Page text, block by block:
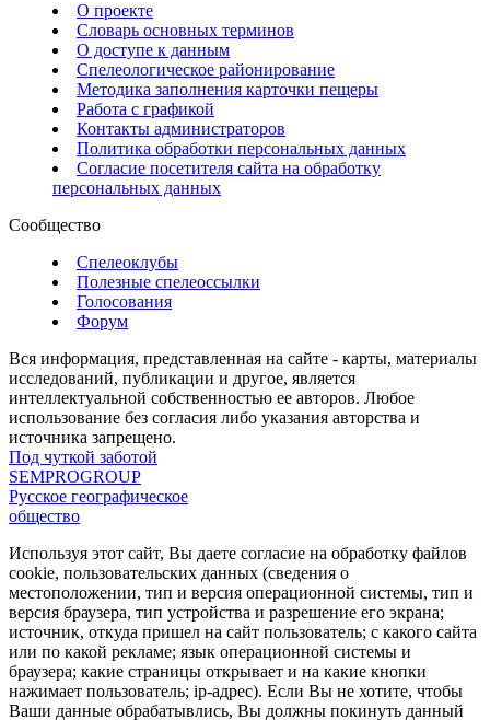
О проекте
Словарь основных терминов
О доступе к данным
Спелеологическое районирование
Методика заполнения карточки пещеры
Работа с графикой
Контакты администраторов
Политика обработки персональных данных
Согласие посетителя сайта на обработку
персональных данных
Сообщество
Спелеоклубы
Полезные спелеоссылки
Голосования
Форум
Вся информация, представленная на сайте - карты, материалы
исследований, публикации и другое, является
интеллектуальной собственностью ее авторов. Любое
использование без согласия либо указания авторства и
источника запрещено.
Под чуткой заботой
SEMPROGROUP
Русское географическое
общество
Используя этот сайт, Вы даете согласие на обработку файлов
cookie, пользовательских данных (сведения о
местоположении, тип и версия операционной системы, тип и
версия браузера, тип устройства и разрешение его экрана;
источник, откуда пришел на сайт пользователь; с какого сайта
или по какой рекламе; язык операционной системы и
браузера; какие страницы открывает и на какие кнопки
нажимает пользователь; ip-адрес). Если Вы не хотите, чтобы
Ваши данные обрабатывлись, Вы должны покинуть данный